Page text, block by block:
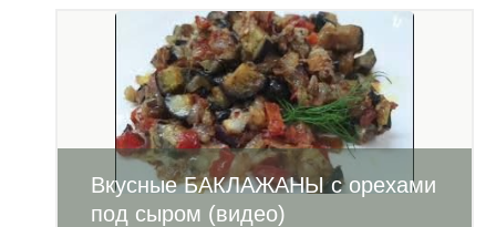
Вкусные БАКЛАЖАНЫ с орехами
под сыром (видео)